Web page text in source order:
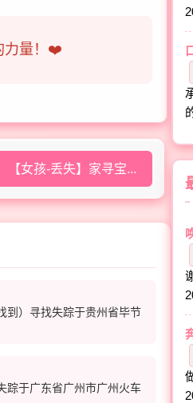
力量！❤️
【女孩-丢失】家寻宝...
到）寻找失踪于贵州省毕节
踪于广东省广州市广州火车